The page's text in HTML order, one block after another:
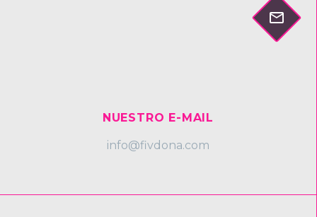


NUESTRO E-MAIL
info@fivdona.com